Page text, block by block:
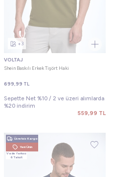
+3
VOLTAJ
Shein Baskılı Erkek Tişört Haki
699,99 TL
Sepette Net %10 / 2 ve üzeri alımlarda
%20 indirim
559,99 TL
Ücretsiz Kargo
Yeni Ürün
Vade farksız
6 Taksit